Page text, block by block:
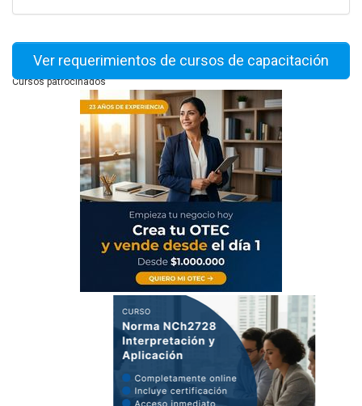
Ver requerimientos de cursos de capacitación
Cursos patrocinados